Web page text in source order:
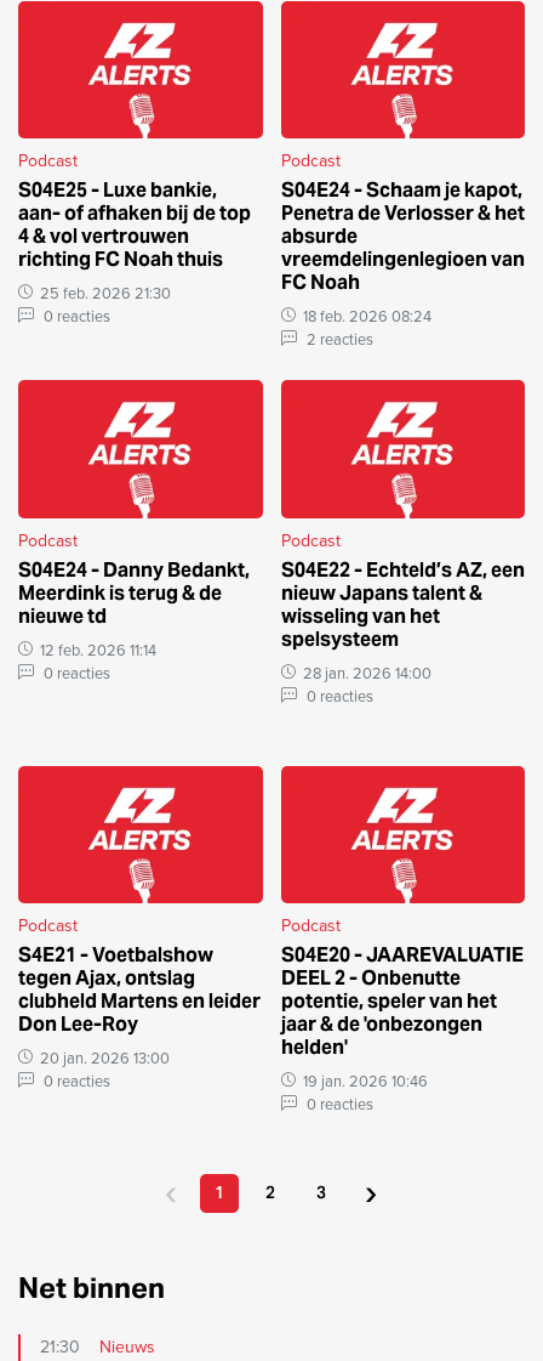
Podcast
S04E25 - Luxe bankie,
aan- of afhaken bij de top
4 & vol vertrouwen
richting FC Noah thuis
25 feb. 2026 21:30
0 reacties
Podcast
S04E24 - Schaam je kapot,
Penetra de Verlosser & het
absurde
vreemdelingenlegioen van
FC Noah
18 feb. 2026 08:24
2 reacties
Podcast
S04E24 - Danny Bedankt,
Meerdink is terug & de
nieuwe td
12 feb. 2026 11:14
0 reacties
Podcast
S04E22 - Echteld’s AZ, een
nieuw Japans talent &
wisseling van het
spelsysteem
28 jan. 2026 14:00
0 reacties
Podcast
S4E21 - Voetbalshow
tegen Ajax, ontslag
clubheld Martens en leider
Don Lee-Roy
20 jan. 2026 13:00
0 reacties
Podcast
S04E20 - JAAREVALUATIE
DEEL 2 - Onbenutte
potentie, speler van het
jaar & de 'onbezongen
helden'
19 jan. 2026 10:46
0 reacties
‹ 1 2 3 ›
Net binnen
21:30
Nieuws